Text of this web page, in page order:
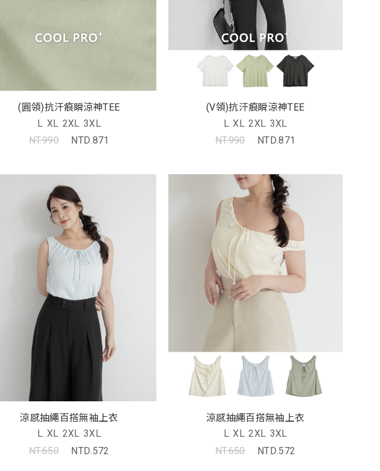
(圓領)抗汗痕瞬涼神TEE
L XL 2XL 3XL
NT.990
NTD.871
(V領)抗汗痕瞬涼神TEE
L XL 2XL 3XL
NT.990
NTD.871
涼感抽繩百搭無袖上衣
L XL 2XL 3XL
NT.650
NTD.572
涼感抽繩百搭無袖上衣
L XL 2XL 3XL
NT.650
NTD.572